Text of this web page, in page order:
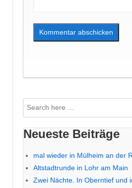
Suche
nach:
Neueste Beiträge
mal wieder in Mülheim an der
Altstadtrunde in Lohr am Main
Zwei Nächte. In Oberntief und